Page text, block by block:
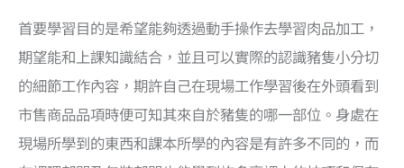
首要學習目的是希望能夠透過動手操作去學習肉品加工，
期望能和上課知識結合，並且可以實際的認識豬隻小分切
的細節工作內容，期許自己在現場工作學習後在外頭看到
市售商品品項時便可知其來自於豬隻的哪一部位。身處在
現場所學到的東西和課本所學的內容是有許多不同的，而